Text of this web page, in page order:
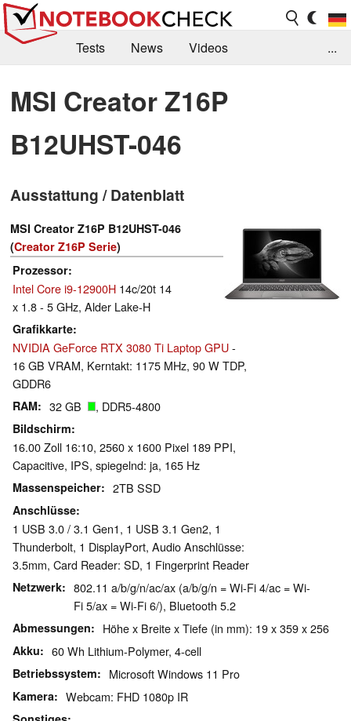
Tests News
Videos
Kaufberatung
Deals Suche
Forum
...
MSI Creator Z16P
B12UHST-046
Ausstattung / Datenblatt
MSI Creator Z16P B12UHST-046
(Creator Z16P Serie)
Prozessor
Intel Core i9-12900H 14c/20t 14
x 1.8 - 5 GHz, Alder Lake-H
Grafikkarte
NVIDIA GeForce RTX 3080 Ti Laptop GPU-
16 GB VRAM, Kerntakt: 1175 MHz, 90 W TDP,
GDDR6
RAM 32 GB , DDR5-4800
Bildschirm
16.00 Zoll 16:10, 2560 x 1600 Pixel 189 PPI,
Capacitive, IPS, spiegelnd: ja, 165 Hz
Massenspeicher 2TB SSD
Anschlüsse
1 USB 3.0 / 3.1 Gen1, 1 USB 3.1 Gen2, 1
Thunderbolt, 1 DisplayPort, Audio Anschlüsse:
3.5mm, Card Reader: SD, 1 Fingerprint Reader
Netzwerk
802.11 a/b/g/n/ac/ax (a/b/g/n = Wi-Fi 4/ac = Wi-
Fi 5/ax = Wi-Fi 6/), Bluetooth 5.2
Abmessungen Höhe x Breite x Tiefe (in mm): 19 x 359 x 256
Akku 60 Wh Lithium-Polymer, 4-cell
Betriebssystem Microsoft Windows 11 Pro
Kamera Webcam: FHD 1080p IR